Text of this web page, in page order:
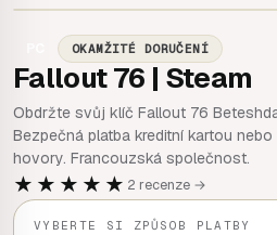
OKAMŽITÉ DORUČENÍ
Fallout 76 | Steam
Obdržte svůj klíč Fallout 76
Bezpečná platba kreditní kartou
hovory. Francouzská společnost.
★★★★★ 2 recenze →
VYBERTE SI ZPŮSOB PLATBY